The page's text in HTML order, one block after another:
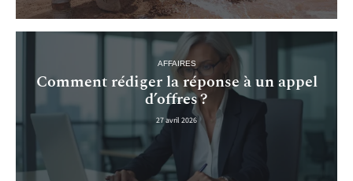
AFFAIRES
Comment rédiger la réponse à un appel
d’offres ?
27 avril 2026